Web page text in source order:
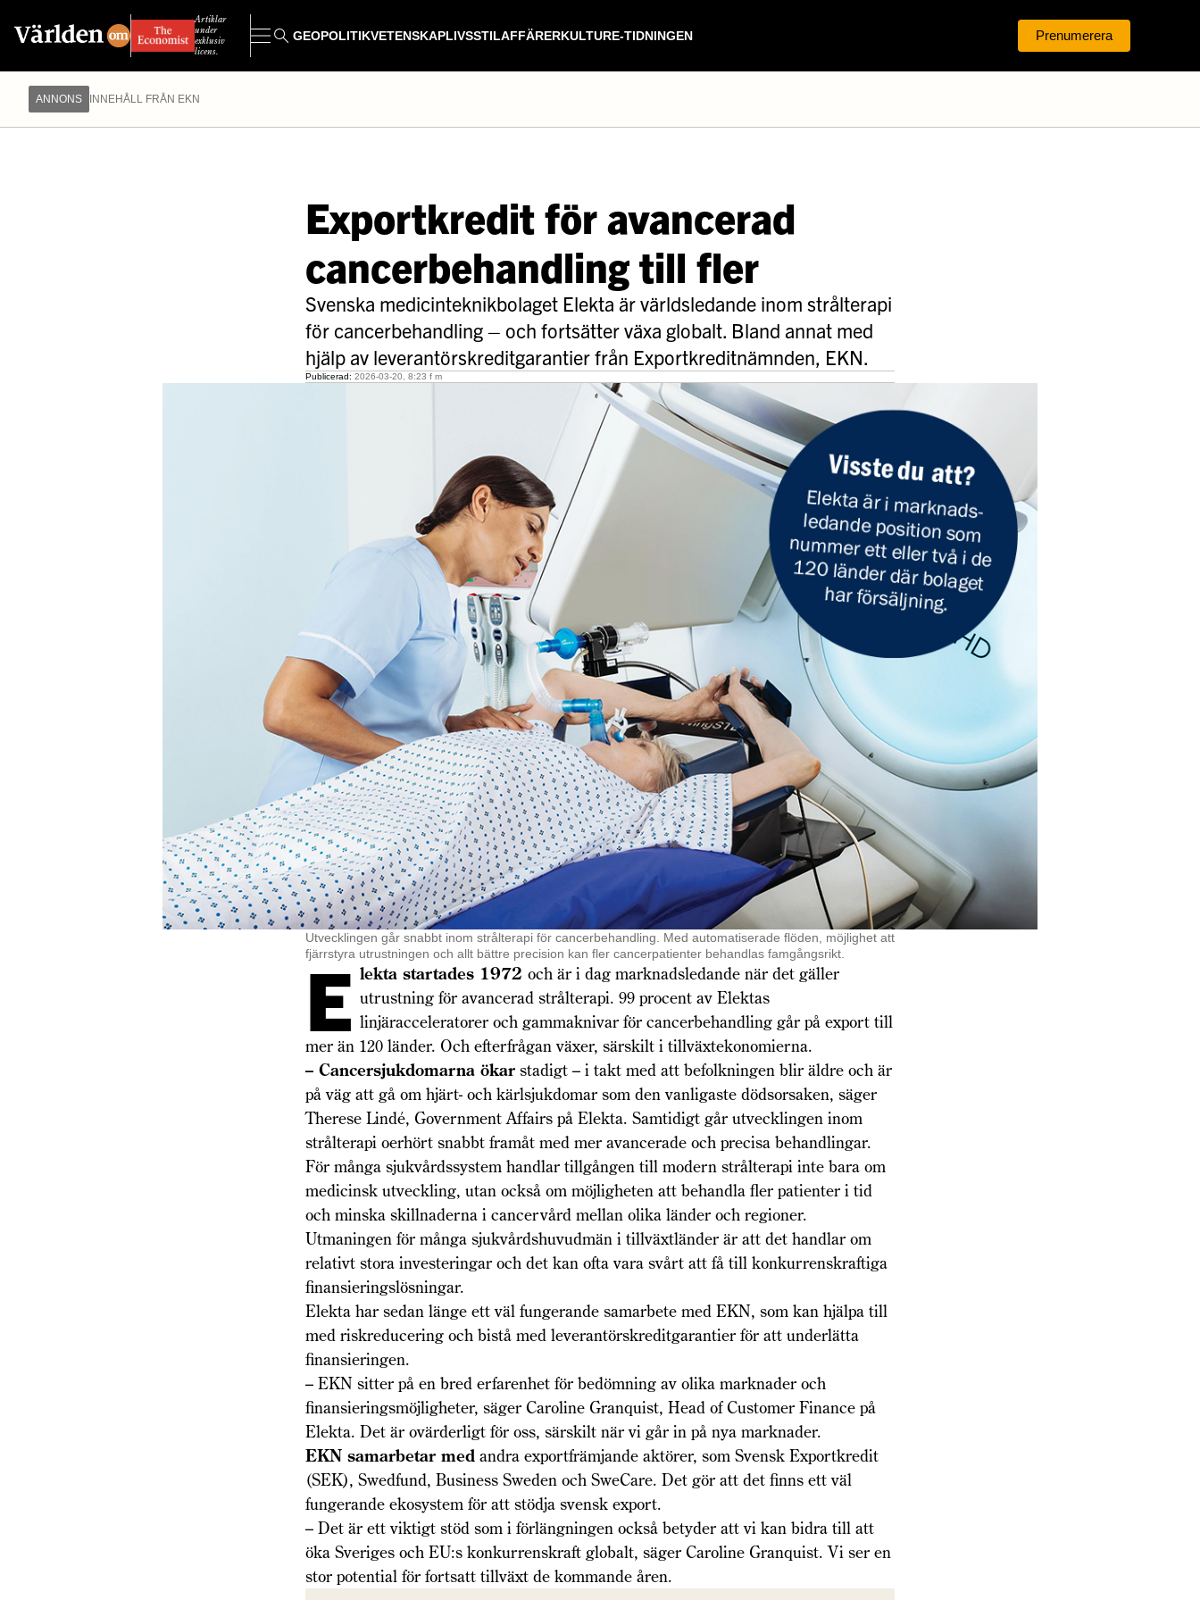
Artiklar
under
exklusiv
licens.
GEOPOLITIKVETENSKAPLIVSSTILAFFÄRERKULTURE-TIDNINGEN Prenumerera
ANNONS INNEHÅLL FRÅN EKN
Exportkredit för avancerad
cancerbehandling till fler
Svenska medicinteknikbolaget Elekta är världsledande inom strålterapi
för cancerbehandling – och fortsätter växa globalt. Bland annat med
hjälp av leverantörskreditgarantier från Exportkreditnämnden, EKN.
Publicerad: 2026-03-20, 8:23 f m
Utvecklingen går snabbt inom strålterapi för cancerbehandling. Med automatiserade flöden, möjlighet att
fjärrstyra utrustningen och allt bättre precision kan fler cancerpatienter behandlas famgångsrikt.
E lekta startades 1972 och är i dag marknadsledande när det gäller
utrustning för avancerad strålterapi. 99 procent av Elektas
linjäracceleratorer och gammaknivar för cancerbehandling går på export till
mer än 120 länder. Och efterfrågan växer, särskilt i tillväxtekonomierna.
– Cancersjukdomarna ökar stadigt – i takt med att befolkningen blir äldre och är
på väg att gå om hjärt- och kärlsjukdomar som den vanligaste dödsorsaken, säger
Therese Lindé, Government Affairs på Elekta. Samtidigt går utvecklingen inom
strålterapi oerhört snabbt framåt med mer avancerade och precisa behandlingar.
För många sjukvårdssystem handlar tillgången till modern strål­terapi inte bara om
medicinsk utveckling, utan också om möjligheten att behandla fler patienter i tid
och minska skillnaderna i cancervård mellan olika länder och regioner.
Utmaningen för många sjukvårdshuvudmän i tillväxtländer är att det handlar om
relativt stora investeringar och det kan ofta vara svårt att få till konkurrenskraftiga
finansieringslösningar.
Elekta har sedan länge ett väl fungerande samarbete med EKN, som kan hjälpa till
med riskreducering och bistå med leverantörskreditgarantier för att underlätta
finansieringen.
– EKN sitter på en bred erfarenhet för bedömning av olika marknader och
finansieringsmöjligheter, säger Caroline Granquist, Head of Customer Finance på
Elekta. Det är ovärderligt för oss, särskilt när vi går in på nya marknader.
EKN samarbetar med andra exportfrämjande aktörer, som Svensk Export­kredit
(SEK), Swedfund, Business Sweden och SweCare. Det gör att det finns ett väl
fungerande ekosystem för att stödja svensk export.
– Det är ett viktigt stöd som i förlängningen också betyder att vi kan bidra till att
öka Sveriges och EU:s konkurrenskraft globalt, säger Caroline Granquist. Vi ser en
stor potential för fortsatt tillväxt de kommande åren.